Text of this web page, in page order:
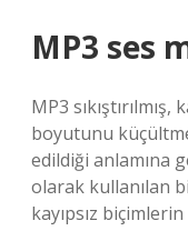
MP3 ses
MP3
boyutunu
edildiği anlamına
olarak kullanılan
kayıpsız